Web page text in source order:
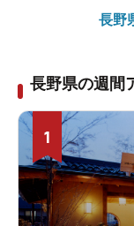
長野
長野県の週間
1